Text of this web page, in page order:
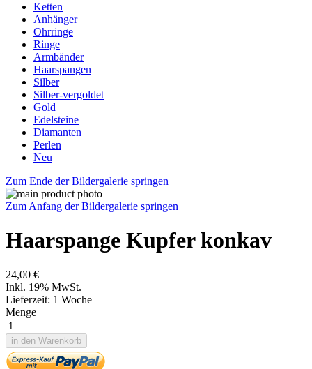
Ketten
Anhänger
Ohrringe
Ringe
Armbänder
Haarspangen
Silber
Silber-vergoldet
Gold
Edelsteine
Diamanten
Perlen
Neu
Zum Ende der Bildergalerie springen
Zum Anfang der Bildergalerie springen
Haarspange Kupfer konkav
24,00 €
Inkl. 19% MwSt.
Lieferzeit: 1 Woche
Menge
in den Warenkorb